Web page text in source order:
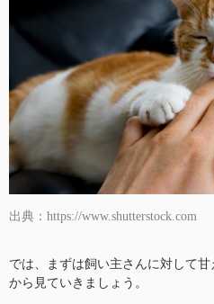
出典：https://www.shutterstock.com
では、まずは飼い主さんに対して
から見ていきましょう。